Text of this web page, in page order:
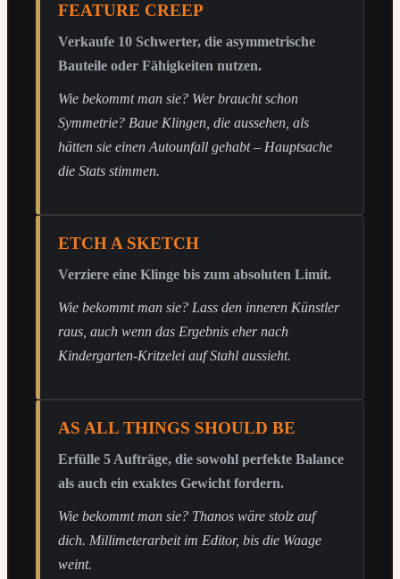
FEATURE CREEP
Verkaufe 10 Schwerter, die asymmetrische
Bauteile oder Fähigkeiten nutzen.
Wie bekommt man sie? Wer braucht schon
Symmetrie? Baue Klingen, die aussehen, als
hätten sie einen Autounfall gehabt – Hauptsache
die Stats stimmen.
ETCH A SKETCH
Verziere eine Klinge bis zum absoluten Limit.
Wie bekommt man sie? Lass den inneren Künstler
raus, auch wenn das Ergebnis eher nach
Kindergarten-Kritzelei auf Stahl aussieht.
AS ALL THINGS SHOULD BE
Erfülle 5 Aufträge, die sowohl perfekte Balance
als auch ein exaktes Gewicht fordern.
Wie bekommt man sie? Thanos wäre stolz auf
dich. Millimeterarbeit im Editor, bis die Waage
weint.